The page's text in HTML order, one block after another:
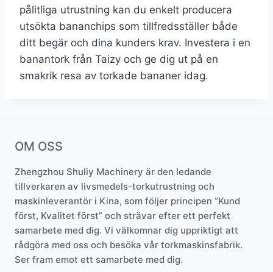
pålitliga utrustning kan du enkelt producera
utsökta bananchips som tillfredsställer både
ditt begär och dina kunders krav. Investera i en
banantork från Taizy och ge dig ut på en
smakrik resa av torkade bananer idag.
OM OSS
Zhengzhou Shuliy Machinery är den ledande
tillverkaren av livsmedels-torkutrustning och
maskinleverantör i Kina, som följer principen ”Kund
först, Kvalitet först” och strävar efter ett perfekt
samarbete med dig. Vi välkomnar dig uppriktigt att
rådgöra med oss och besöka vår torkmaskinsfabrik.
Ser fram emot ett samarbete med dig.